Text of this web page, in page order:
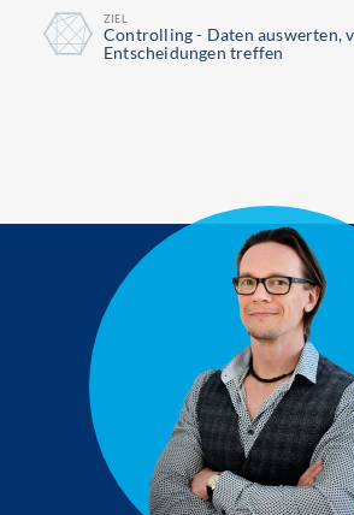
ZIEL
Controlling - Daten auswerten,
Entscheidungen treffen